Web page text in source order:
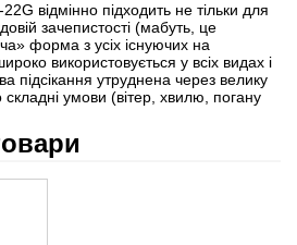
відмінно підходить не тільки для
зачепистості (мабуть, це
форма з усіх існуючих на
використовується у всіх видах і
підсікання утруднена через велику
складні умови (вітер, хвилю, погану